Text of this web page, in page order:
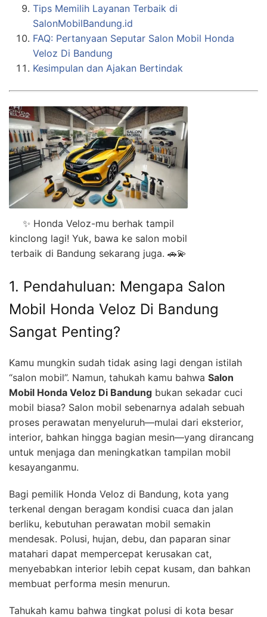
Tips Memilih Layanan Terbaik di
SalonMobilBandung.id
FAQ: Pertanyaan Seputar Salon Mobil Honda
Veloz Di Bandung
Kesimpulan dan Ajakan Bertindak
✨ Honda Veloz-mu berhak tampil
kinclong lagi! Yuk, bawa ke salon mobil
terbaik di Bandung sekarang juga. 🚗💫
1. Pendahuluan: Mengapa Salon
Mobil Honda Veloz Di Bandung
Sangat Penting?
Kamu mungkin sudah tidak asing lagi dengan istilah
“salon mobil”. Namun, tahukah kamu bahwa Salon
Mobil Honda Veloz Di Bandung bukan sekadar cuci
mobil biasa? Salon mobil sebenarnya adalah sebuah
proses perawatan menyeluruh—mulai dari eksterior,
interior, bahkan hingga bagian mesin—yang dirancang
untuk menjaga dan meningkatkan tampilan mobil
kesayanganmu.
Bagi pemilik Honda Veloz di Bandung, kota yang
terkenal dengan beragam kondisi cuaca dan jalan
berliku, kebutuhan perawatan mobil semakin
mendesak. Polusi, hujan, debu, dan paparan sinar
matahari dapat mempercepat kerusakan cat,
menyebabkan interior lebih cepat kusam, dan bahkan
membuat performa mesin menurun.
Tahukah kamu bahwa tingkat polusi di kota besar